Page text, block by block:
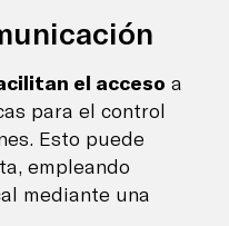
el acceso a
para el control
Esto puede
empleando
mediante una